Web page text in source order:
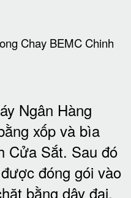
Ngân Hàng
xốp và bìa
Cửa Sắt. Sau đó
đóng gói vào
bằng dây đai,